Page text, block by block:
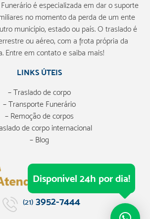
é especializada em dar o suporte
no momento da perda de um ente
município, estado ou país. O traslado é
ou aéreo, com a frota própria da
Entre em contato e saiba mais!
LINKS ÚTEIS
– Traslado de corpo
– Transporte Funerário
– Remoção de corpos
de corpo internacional
– Blog
(21) 3952-7444
Disponível 24h por dia!